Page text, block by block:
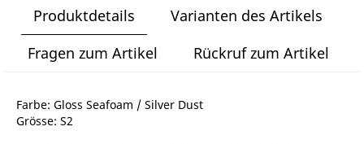
Produktdetails
Varianten des Artikels
Fragen zum Artikel
Rückruf zum Artikel
Farbe: Gloss Seafoam / Silver Dust
Grösse: S2